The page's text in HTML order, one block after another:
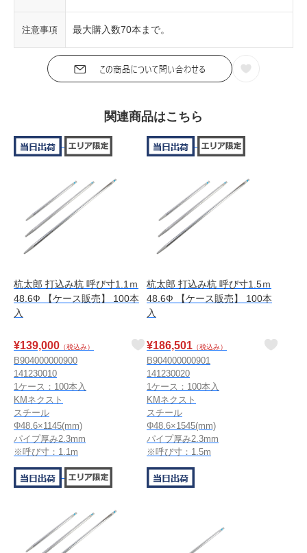
注意事項 最大購入数70本まで。
関連商品はこちら
杭太郎 打込み杭 呼び寸1.1ｍ
48.6Ф 【ケース販売】 100本
入
¥139,000 （税込み）
B904000000900
141230010
1ケース：100本入
KMネクスト
スチール
Φ48.6×1145(mm)
パイプ厚み2.3mm
※呼び寸：1.1m
杭太郎 打込み杭 呼び寸1.5ｍ
48.6Ф 【ケース販売】 100本
入
¥186,501 （税込み）
B904000000901
141230020
1ケース：100本入
KMネクスト
スチール
Φ48.6×1545(mm)
パイプ厚み2.3mm
※呼び寸：1.5m